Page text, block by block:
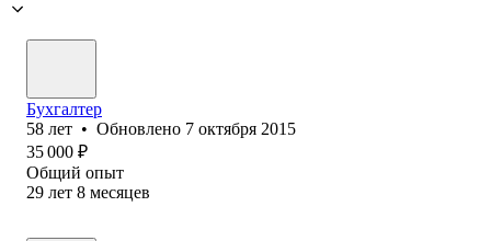
Бухгалтер
58 лет • Обновлено 7 октября 2015
35 000 ₽
Общий опыт
29 лет 8 месяцев